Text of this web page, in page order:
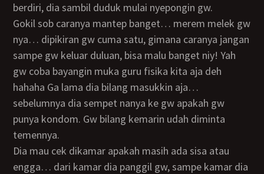
berdiri, dia sambil duduk mulai nyepongin gw.
Gokil sob caranya mantep banget… merem melek gw
nya… dipikiran gw cuma satu, gimana caranya jangan
sampe gw keluar duluan, bisa malu banget niy! Yah
gw coba bayangin muka guru fisika kita aja deh
hahaha Ga lama dia bilang masukkin aja…
sebelumnya dia sempet nanya ke gw apakah gw
punya kondom. Gw bilang kemarin udah diminta
temennya.
Dia mau cek dikamar apakah masih ada sisa atau
engga… dari kamar dia panggil gw, sampe kamar dia